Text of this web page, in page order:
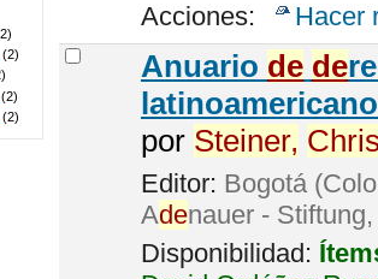
Acciones: Hacer
Anuario de de
por Steiner,
Editor: Bogotá
Adenauer -
Disponibilidad:
(2)
(2)
(2)